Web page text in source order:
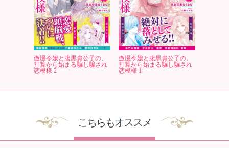
傲慢令嬢と腹黒貴公子の、
打算から始まる騙し騙され
恋模様 2
傲慢令嬢と腹黒貴公子の、
打算から始まる騙し騙され
恋模様 1
こちらもオススメ